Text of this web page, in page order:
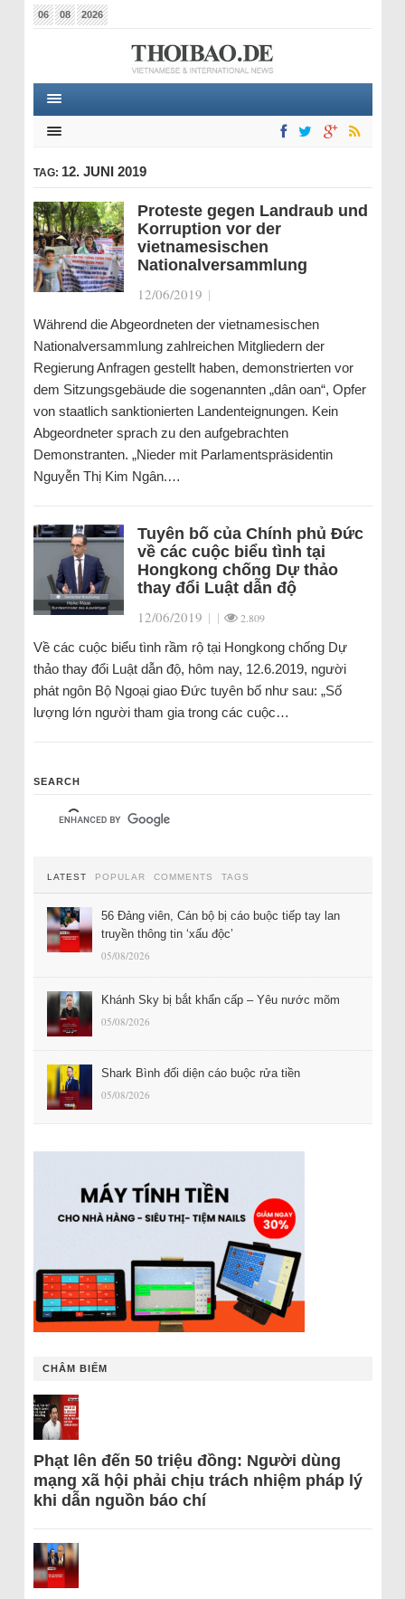
06 08 2026
TAG: 12. JUNI 2019
Proteste gegen Landraub und
Korruption vor der
vietnamesischen
Nationalversammlung
12/06/2019 |
Während die Abgeordneten der vietnamesischen
Nationalversammlung zahlreichen Mitgliedern der
Regierung Anfragen gestellt haben, demonstrierten vor
dem Sitzungsgebäude die sogenannten „dân oan“, Opfer
von staatlich sanktionierten Landenteignungen. Kein
Abgeordneter sprach zu den aufgebrachten
Demonstranten. „Nieder mit Parlamentspräsidentin
Nguyễn Thị Kim Ngân.…
Tuyên bố của Chính phủ Đức
về các cuộc biểu tình tại
Hongkong chống Dự thảo
thay đổi Luật dẫn độ
12/06/2019 | | 2.809
Về các cuộc biểu tình rầm rộ tại Hongkong chống Dự
thảo thay đổi Luật dẫn độ, hôm nay, 12.6.2019, người
phát ngôn Bộ Ngoại giao Đức tuyên bố như sau: „Số
lượng lớn người tham gia trong các cuộc…
SEARCH
LATEST POPULAR COMMENTS TAGS
56 Đảng viên, Cán bộ bị cáo buộc tiếp tay lan
truyền thông tin ‘xấu độc’
05/08/2026
Khánh Sky bị bắt khẩn cấp – Yêu nước mõm
05/08/2026
Shark Bình đối diện cáo buộc rửa tiền
05/08/2026
CHÂM BIẾM
Phạt lên đến 50 triệu đồng: Người dùng
mạng xã hội phải chịu trách nhiệm pháp lý
khi dẫn nguồn báo chí